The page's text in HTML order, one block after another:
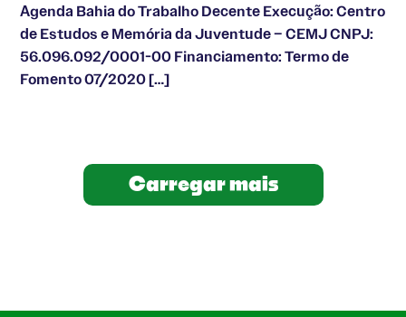
Agenda Bahia do Trabalho Decente Execução: Centro
de Estudos e Memória da Juventude – CEMJ CNPJ:
56.096.092/0001-00 Financiamento: Termo de
Fomento 07/2020 […]
Carregar mais